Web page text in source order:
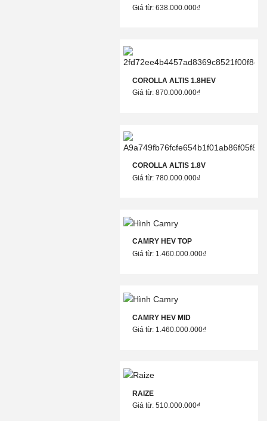
Giá từ: 638.000.000₫
COROLLA ALTIS 1.8HEV
Giá từ: 870.000.000₫
COROLLA ALTIS 1.8V
Giá từ: 780.000.000₫
CAMRY HEV TOP
Giá từ: 1.460.000.000₫
CAMRY HEV MID
Giá từ: 1.460.000.000₫
RAIZE
Giá từ: 510.000.000₫